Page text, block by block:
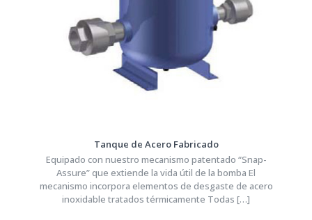
Tanque de Acero Fabricado
Equipado con nuestro mecanismo patentado “Snap-
Assure” que extiende la vida útil de la bomba El
mecanismo incorpora elementos de desgaste de acero
inoxidable tratados térmicamente Todas […]